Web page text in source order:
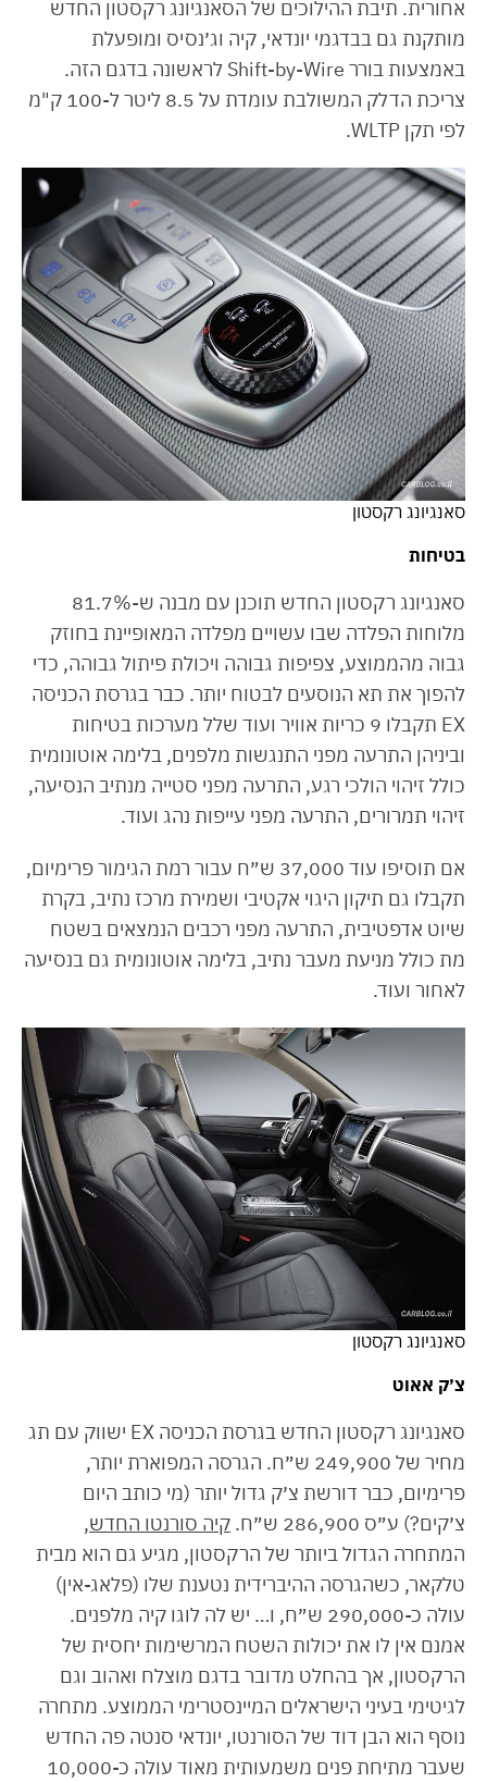
אחורית. תיבת ההילוכים של הסאנגיונג רקסטון החדש
מותקנת גם בבדגמי יונדאי, קיה וג׳נסיס ומופעלת
באמצעות בורר Shift-by-Wire לראשונה בדגם הזה.
צריכת הדלק המשולבת עומדת על 8.5 ליטר ל-100 ק"מ
לפי תקן WLTP.
סאנגיונג רקסטון
בטיחות
סאנגיונג רקסטון החדש תוכנן עם מבנה ש-81.7%
מלוחות הפלדה שבו עשויים מפלדה המאופיינת בחוזק
גבוה מהממוצע, צפיפות גבוהה ויכולת פיתול גבוהה, כדי
להפוך את תא הנוסעים לבטוח יותר. כבר בגרסת הכניסה
EX תקבלו 9 כריות אוויר ועוד שלל מערכות בטיחות
וביניהן התרעה מפני התנגשות מלפנים, בלימה אוטונומית
כולל זיהוי הולכי רגע, התרעה מפני סטייה מנתיב הנסיעה,
זיהוי תמרורים, התרעה מפני עייפות נהג ועוד.
אם תוסיפו עוד 37,000 ש״ח עבור רמת הגימור פרימיום,
תקבלו גם תיקון היגוי אקטיבי ושמירת מרכז נתיב, בקרת
שיוט אדפטיבית, התרעה מפני רכבים הנמצאים בשטח
מת כולל מניעת מעבר נתיב, בלימה אוטונומית גם בנסיעה
לאחור ועוד.
סאנגיונג רקסטון
צ׳ק אאוט
סאנגיונג רקסטון החדש בגרסת הכניסה EX ישווק עם תג
מחיר של 249,900 ש״ח. הגרסה המפוארת יותר,
פרימיום, כבר דורשת צ׳ק גדול יותר (מי כותב היום
צ׳קים?) ע״ס 286,900 ש״ח.
קיה סורנטו החדש,
המתחרה הגדול ביותר של הרקסטון, מגיע גם הוא מבית
טלקאר, כשהגרסה ההיברידית נטענת שלו (פלאג-אין)
עולה כ-290,000 ש״ח, ו… יש לה לוגו קיה מלפנים.
אמנם אין לו את יכולות השטח המרשימות יחסית של
הרקסטון, אך בהחלט מדובר בדגם מוצלח ואהוב וגם
לגיטימי בעיני הישראלים המיינסטרימי הממוצע. מתחרה
נוסף הוא הבן דוד של הסורנטו, יונדאי סנטה פה החדש
שעבר מתיחת פנים משמעותית מאוד עולה כ-10,000